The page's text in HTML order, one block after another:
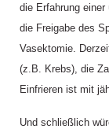
die Erfahrung
die Freigabe des
Vasektomie.
(z.B. Krebs), die
Einfrieren ist mit
Und schließlich